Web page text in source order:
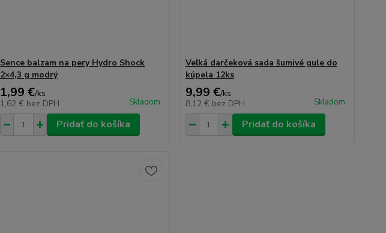
Sence balzam na pery Hydro Shock
2×4,3 g modrý
1,99 €/ks
1,62 € bez DPH Skladom
Pridať do košíka
Veľká darčeková sada šumivé gule do
kúpela 12ks
9,99 €/ks
8,12 € bez DPH Skladom
Pridať do košíka